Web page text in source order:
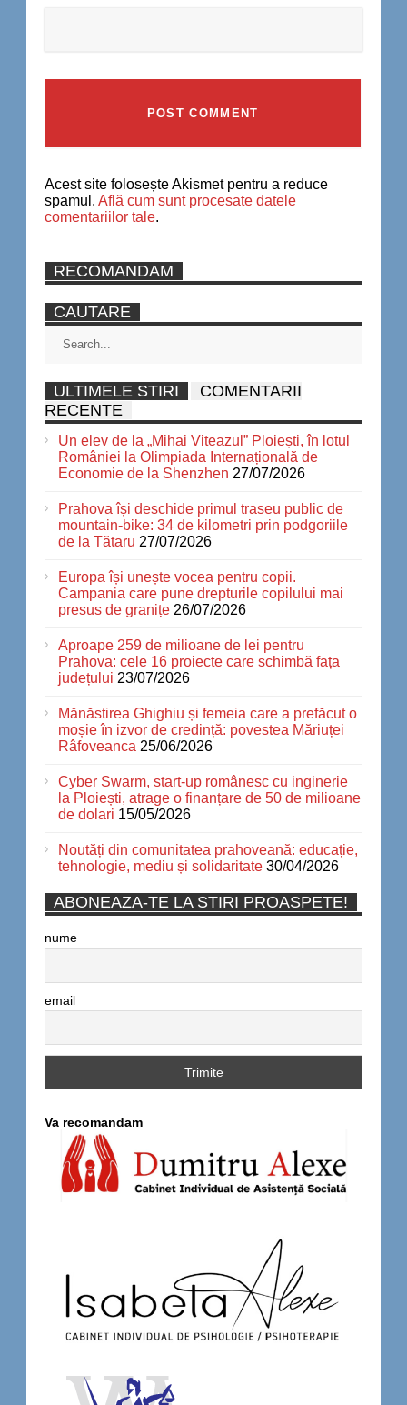
Acest site folosește Akismet pentru a reduce
spamul. Află cum sunt procesate datele
comentariilor tale.
RECOMANDAM
CAUTARE
ULTIMELE STIRI
COMENTARII
RECENTE
Un elev de la „Mihai Viteazul” Ploiești, în lotul
României la Olimpiada Internațională de
Economie de la Shenzhen 27/07/2026
Prahova își deschide primul traseu public de
mountain-bike: 34 de kilometri prin podgoriile
de la Tătaru 27/07/2026
Europa își unește vocea pentru copii.
Campania care pune drepturile copilului mai
presus de granițe 26/07/2026
Aproape 259 de milioane de lei pentru
Prahova: cele 16 proiecte care schimbă fața
județului 23/07/2026
Mănăstirea Ghighiu și femeia care a prefăcut o
moșie în izvor de credință: povestea Măriuței
Râfoveanca 25/06/2026
Cyber Swarm, start-up românesc cu inginerie
la Ploiești, atrage o finanțare de 50 de milioane
de dolari 15/05/2026
Noutăți din comunitatea prahoveană: educație,
tehnologie, mediu și solidaritate 30/04/2026
ABONEAZA-TE LA STIRI PROASPETE!
nume
email
Va recomandam